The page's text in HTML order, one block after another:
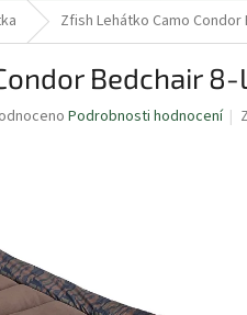
Zfish Lehátko Camo Condor
Bedchair 8-
Podrobnosti hodnocení